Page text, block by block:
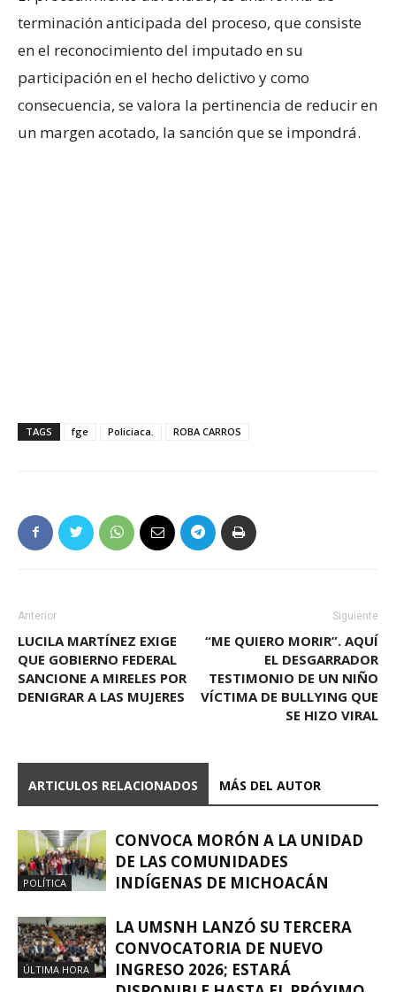
terminación anticipada del proceso, que consiste
en el reconocimiento del imputado en su
participación en el hecho delictivo y como
consecuencia, se valora la pertinencia de reducir en
un margen acotado, la sanción que se impondrá.
TAGS fge Policiaca. ROBA CARROS
Anterior
LUCILA MARTÍNEZ EXIGE
QUE GOBIERNO FEDERAL
SANCIONE A MIRELES POR
DENIGRAR A LAS MUJERES
Siguiente
“ME QUIERO MORIR”. AQUÍ
EL DESGARRADOR
TESTIMONIO DE UN NIÑO
VÍCTIMA DE BULLYING QUE
SE HIZO VIRAL
ARTICULOS RELACIONADOS MÁS DEL AUTOR
POLÍTICA
CONVOCA MORÓN A LA UNIDAD
DE LAS COMUNIDADES
INDÍGENAS DE MICHOACÁN
ÚLTIMA HORA
LA UMSNH LANZÓ SU TERCERA
CONVOCATORIA DE NUEVO
INGRESO 2026; ESTARÁ